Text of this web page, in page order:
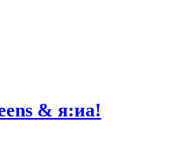
& я:иа!